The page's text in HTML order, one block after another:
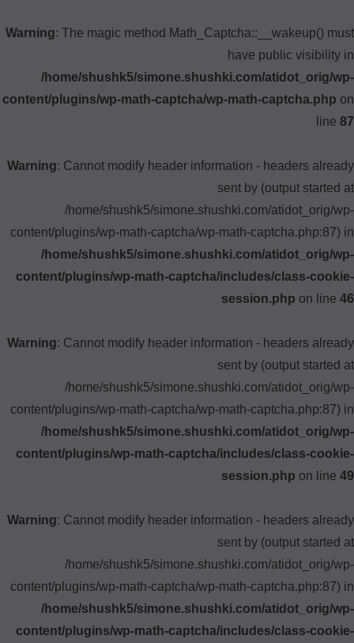
Warning: The magic method Math_Captcha::__wakeup() must
have public visibility in
/home/shushk5/simone.shushki.com/atidot_orig/wp-
content/plugins/wp-math-captcha/wp-math-captcha.php on
line 87
Warning: Cannot modify header information - headers already
sent by (output started at
/home/shushk5/simone.shushki.com/atidot_orig/wp-
content/plugins/wp-math-captcha/wp-math-captcha.php:87) in
/home/shushk5/simone.shushki.com/atidot_orig/wp-
content/plugins/wp-math-captcha/includes/class-cookie-
session.php on line 46
Warning: Cannot modify header information - headers already
sent by (output started at
/home/shushk5/simone.shushki.com/atidot_orig/wp-
content/plugins/wp-math-captcha/wp-math-captcha.php:87) in
/home/shushk5/simone.shushki.com/atidot_orig/wp-
content/plugins/wp-math-captcha/includes/class-cookie-
session.php on line 49
Warning: Cannot modify header information - headers already
sent by (output started at
/home/shushk5/simone.shushki.com/atidot_orig/wp-
content/plugins/wp-math-captcha/wp-math-captcha.php:87) in
/home/shushk5/simone.shushki.com/atidot_orig/wp-
content/plugins/wp-math-captcha/includes/class-cookie-